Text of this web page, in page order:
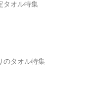
タオル特集
のタオル特集